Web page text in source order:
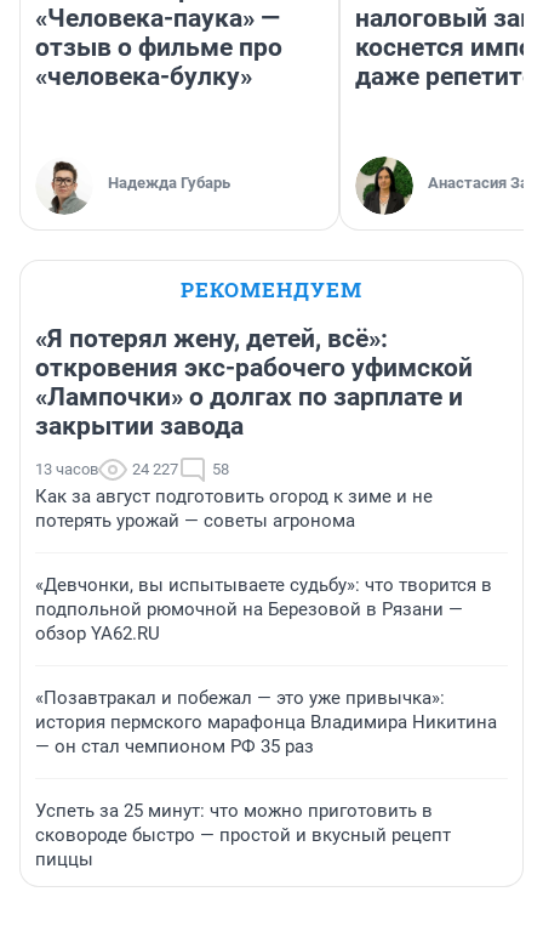
«Человека-паука» —
отзыв о фильме про
«человека-булку»
Надежда Губарь
налоговый
коснется
даже
Анастасия
РЕКОМЕНДУЕМ
«Я потерял жену, детей, всё»:
откровения экс-рабочего уфимской
«Лампочки» о долгах по зарплате и
закрытии завода
13 часов 24 227 58
Как за август подготовить огород к зиме и не
потерять урожай — советы агронома
«Девчонки, вы испытываете судьбу»: что творится в
подпольной рюмочной на Березовой в Рязани —
обзор YA62.RU
«Позавтракал и побежал — это уже привычка»:
история пермского марафонца Владимира Никитина
— он стал чемпионом РФ 35 раз
Успеть за 25 минут: что можно приготовить в
сковороде быстро — простой и вкусный рецепт
пиццы